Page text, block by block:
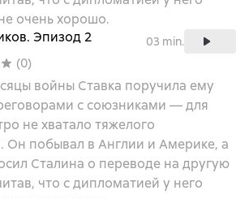
очень хорошо.
Эпизод 2
03 min.
(0)
войны Ставка поручила ему
с союзниками — для
не хватало тяжелого
Он побывал в Англии и Америке, а
Сталина о переводе на другую
что с дипломатией у него